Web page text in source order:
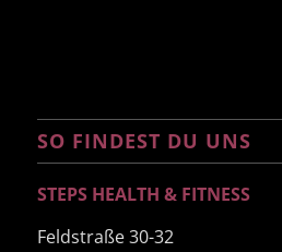
SO FINDEST DU UNS
STEPS HEALTH & FITNESS
Feldstraße 30-32